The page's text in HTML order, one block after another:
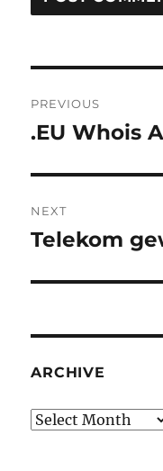
navigation
PREVIOUS
Previous
.EU Whois
NEXT
Next
Telekom
ARCHIVE
Archive